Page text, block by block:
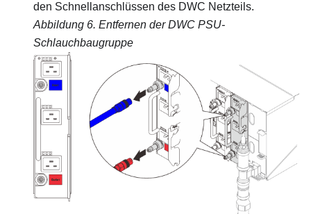
den Schnellanschlüssen des DWC Netzteils.
Abbildung 6. Entfernen der DWC PSU-
Schlauchbaugruppe